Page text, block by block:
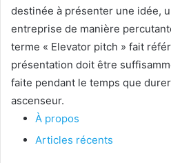
destinée à présenter une idée,
entreprise de manière
terme « Elevator pitch » fait
présentation doit être
faite pendant le temps que
ascenseur.
À propos
Articles récents